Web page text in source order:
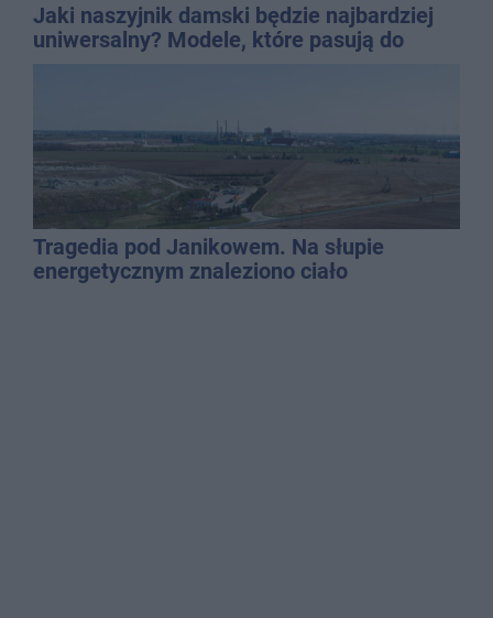
Jaki naszyjnik damski będzie najbardziej
uniwersalny? Modele, które pasują do
Tragedia pod Janikowem. Na słupie
energetycznym znaleziono ciało